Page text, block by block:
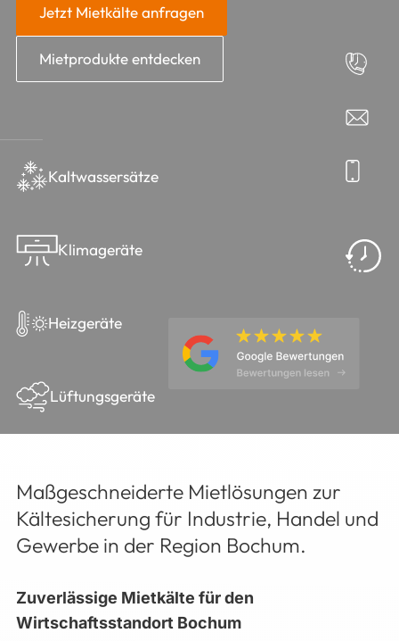
Jetzt Mietkälte anfragen
Mietprodukte entdecken
Kaltwassersätze
Klimageräte
Heizgeräte
Lüftungsgeräte
Maßgeschneiderte Mietlösungen zur
Kältesicherung für Industrie, Handel und
Gewerbe in der Region Bochum.
Zuverlässige Mietkälte für den
Wirtschaftsstandort Bochum